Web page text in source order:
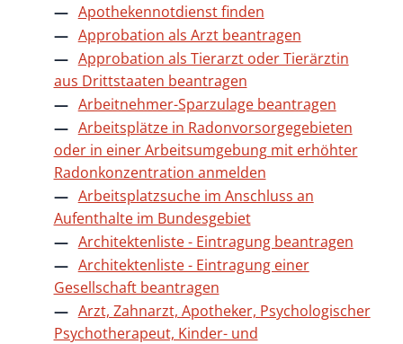
Apothekennotdienst finden
Approbation als Arzt beantragen
Approbation als Tierarzt oder Tierärztin
aus Drittstaaten beantragen
Arbeitnehmer-Sparzulage beantragen
Arbeitsplätze in Radonvorsorgegebieten
oder in einer Arbeitsumgebung mit erhöhter
Radonkonzentration anmelden
Arbeitsplatzsuche im Anschluss an
Aufenthalte im Bundesgebiet
Architektenliste - Eintragung beantragen
Architektenliste - Eintragung einer
Gesellschaft beantragen
Arzt, Zahnarzt, Apotheker, Psychologischer
Psychotherapeut, Kinder- und